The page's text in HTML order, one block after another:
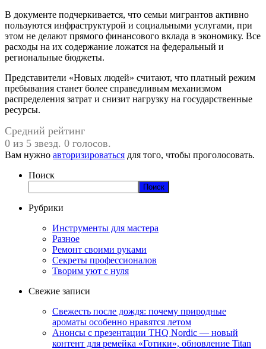
В документе подчеркивается, что семьи мигрантов активно
пользуются инфраструктурой и социальными услугами, при
этом не делают прямого финансового вклада в экономику. Все
расходы на их содержание ложатся на федеральный и
региональные бюджеты.
Представители «Новых людей» считают, что платный режим
пребывания станет более справедливым механизмом
распределения затрат и снизит нагрузку на государственные
ресурсы.
Средний рейтинг
0 из 5 звезд. 0 голосов.
Вам нужно авторизироваться для того, чтобы проголосовать.
Поиск
Поиск
Рубрики
Инструменты для мастера
Разное
Ремонт своими руками
Секреты профессионалов
Творим уют с нуля
Свежие записи
Свежесть после дождя: почему природные
ароматы особенно нравятся летом
Анонсы с презентации THQ Nordic — новый
контент для ремейка «Готики», обновление Titan